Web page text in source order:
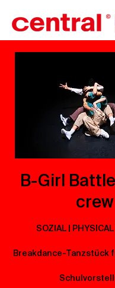
B-Girl
crew
SOZIAL |
Breakdance-Tanzstück